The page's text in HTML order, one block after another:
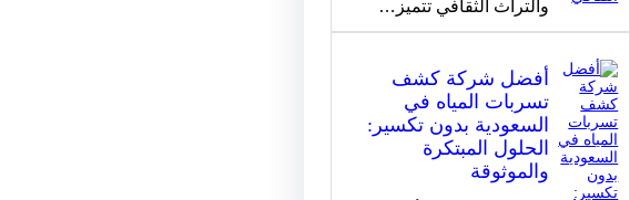
والتراث الثقافي تتميز…
أفضل شركة كشف
تسربات المياه في
السعودية بدون تكسير:
الحلول المبتكرة
والموثوقة